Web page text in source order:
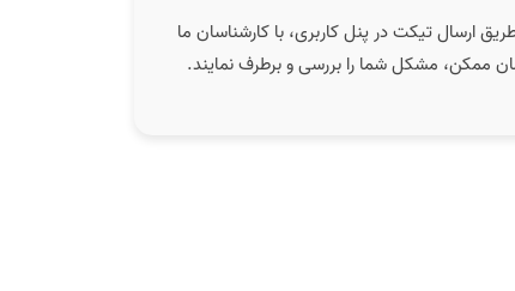
ارسال تیکت در پنل کاربری، با کارشناسان ما
ممکن، مشکل شما را بررسی و برطرف نمایند.